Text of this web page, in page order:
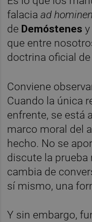
falaciaad
de Demóstenes y
que entre
doctrina oficial
Conviene
Cuando la única
enfrente, se está
marco moral del
hecho. No se
discute la prueba
cambia de
sí mismo, una
Y sin embargo,